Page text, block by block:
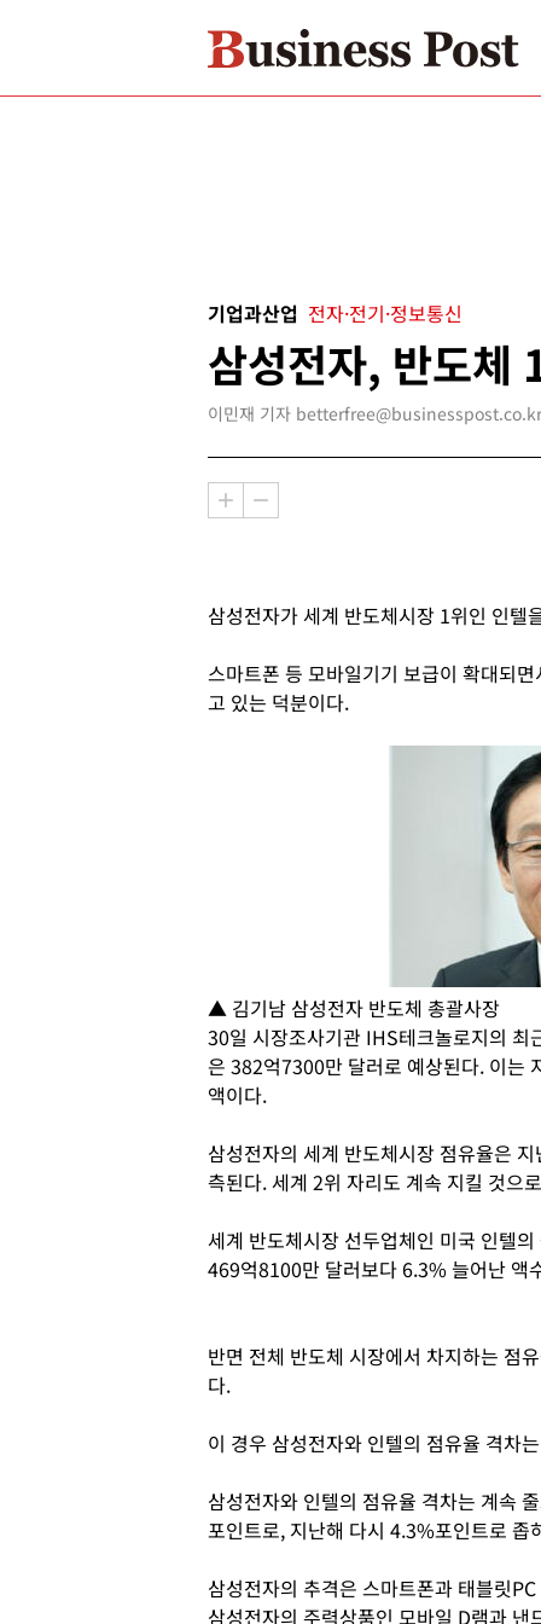
기업과산업 전자·전기·정보통신
삼성전자, 반도체
이민재 기자 betterfree@businesspost.co.kr
삼성전자가 세계 반도체시장 1위인 인텔
스마트폰 등 모바일기기 보급이 확대되
고 있는 덕분이다.
▲ 김기남 삼성전자 반도체 총괄사장
30일 시장조사기관 IHS테크놀로지의 최
은 382억7300만 달러로 예상된다. 이는
액이다.
삼성전자의 세계 반도체시장 점유율은
측된다. 세계 2위 자리도 계속 지킬 것으
세계 반도체시장 선두업체인 미국 인텔
469억8100만 달러보다 6.3% 늘어난 액
반면 전체 반도체 시장에서 차지하는 점
다.
이 경우 삼성전자와 인텔의 점유율 격차
삼성전자와 인텔의 점유율 격차는 계속
포인트로, 지난해 다시 4.3%포인트로 좁
삼성전자의 추격은 스마트폰과 태블릿
삼성전자의 주력상품인 모바일 D램과